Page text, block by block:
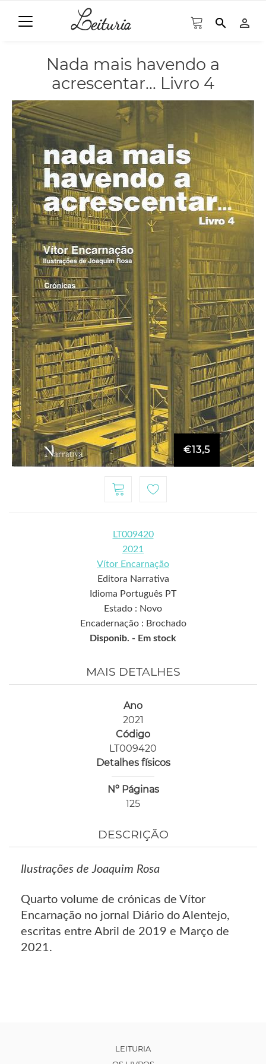
search person_outline
Nada mais havendo a
acrescentar... Livro 4
€13,5
LT009420
2021
Vítor Encarnação
Editora Narrativa
Idioma Português PT
Estado : Novo
Encadernação : Brochado
Disponib. - Em stock
MAIS DETALHES
Ano
2021
Código
LT009420
Detalhes físicos
Nº Páginas
125
DESCRIÇÃO
Ilustrações de Joaquim Rosa
Quarto volume de crónicas de Vítor
Encarnação no jornal Diário do Alentejo,
escritas entre Abril de 2019 e Março de
2021.
LEITURIA